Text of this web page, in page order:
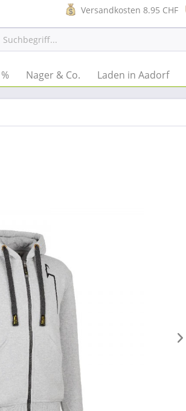
Versandkosten 8.95 CHF
Nager & Co. Laden in Aadorf